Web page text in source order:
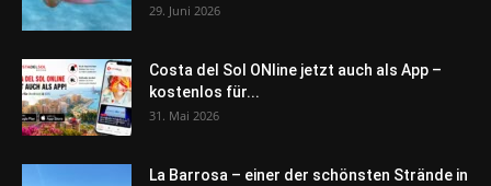
29. Juni 2026
Costa del Sol ONline jetzt auch als App –
kostenlos für...
31. Mai 2026
La Barrosa – einer der schönsten Strände in